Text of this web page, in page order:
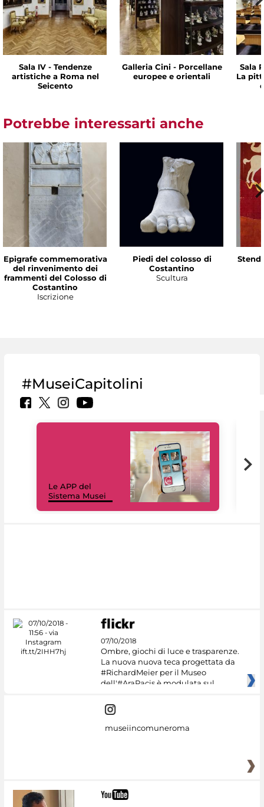
Sala IV - Tendenze
artistiche a Roma nel
Seicento
Galleria Cini - Porcellane
europee e orientali
Sala
La
Potrebbe interessarti anche
Epigrafe commemorativa
del rinvenimento dei
frammenti del Colosso di
Costantino
Iscrizione
Piedi del colosso di
Costantino
Scultura
#MuseiCapitolini
Le APP del
Sistema Musei
07/10/2018
Ombre, giochi di luce e trasparenze.
La nuova nuova teca progettata da
#RichardMeier per il Museo
dell'#AraPacis è modulata sul
museiincomuneroma